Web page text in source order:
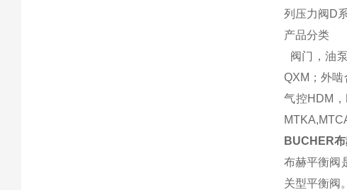
列压力阀D
产品分类
阀门，油
QXM；外
气控HDM
BUCHER
布赫平衡阀
关型平衡阀